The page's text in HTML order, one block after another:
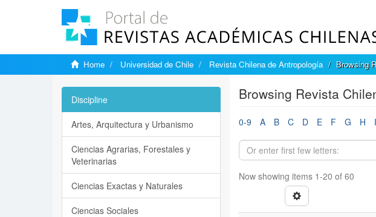
Home Universidad de Chile Revista Chilena de Antropología Browsing
Browsing Revista
0-9 A B C D E F G H I
Now showing items 1-20 of 60
Discipline
Artes, Arquitectura y Urbanismo
Ciencias Agrarias, Forestales y
Veterinarias
Ciencias Exactas y Naturales
Ciencias Sociales